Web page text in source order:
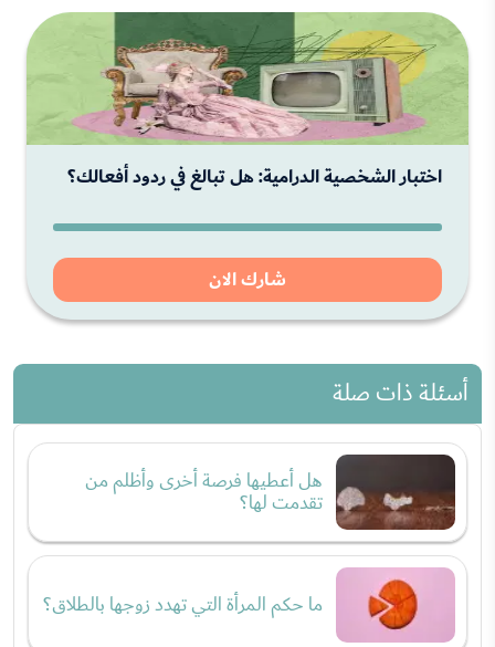
اختبار الشخصية الدرامية: هل تبالغ في ردود أفعالك؟
شارك الان
أسئلة ذات صلة
هل أعطيها فرصة أخرى وأظلم من
تقدمت لها؟
ما حكم المرأة التي تهدد زوجها بالطلاق؟